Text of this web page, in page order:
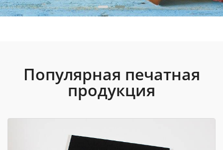
Популярная печатная
продукция